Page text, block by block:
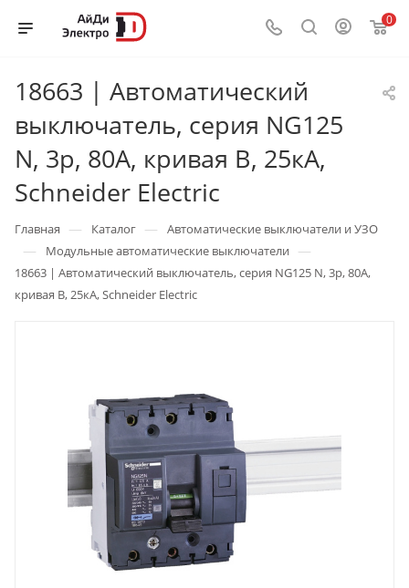
0
18663 | Автоматический
выключатель, серия NG125
N, 3p, 80А, кривая B, 25кА,
Schneider Electric
Главная — Каталог — Автоматические выключатели и УЗО
— Модульные автоматические выключатели —
18663 | Автоматический выключатель, серия NG125 N, 3p, 80А,
кривая B, 25кА, Schneider Electric